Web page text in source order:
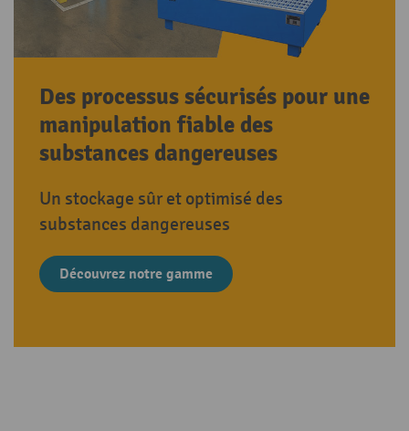
Des processus sécurisés pour une
manipulation fiable des
substances dangereuses
Un stockage sûr et optimisé des
substances dangereuses
Découvrez notre gamme